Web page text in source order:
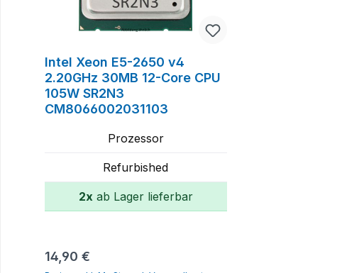
Intel Xeon E5-2650 v4
2.20GHz 30MB 12-Core CPU
105W SR2N3
CM8066002031103
Prozessor
Refurbished
2x ab Lager lieferbar
Regulärer Preis:
14,90 €